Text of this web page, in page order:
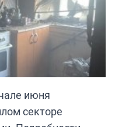
июня
секторе